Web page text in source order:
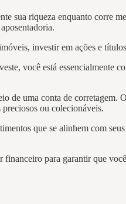
sua riqueza enquanto corre
investir em ações e
você está essencialmente
de uma conta de
ou colecionáveis.
que se alinhem com
para garantir que